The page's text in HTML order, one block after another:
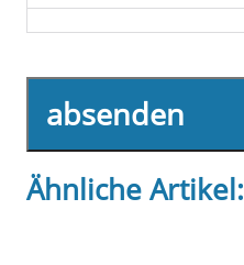
absenden
Ähnliche Artikel: